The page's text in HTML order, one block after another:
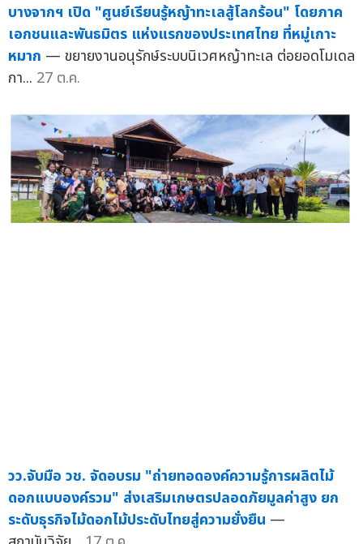
บางจากฯ เปิด "ศูนย์เรียนรู้หญ้าทะเลสู้โลกร้อน" โดยภาค
เอกชนและพันธมิตร แห่งแรกของประเทศไทย ที่หมู่เกาะ
หมาก — ขยายงานอนุรักษ์ระบบนิเวศหญ้าทะเล ต่อยอดโมเดล
กา... 27 ต.ค.
วว.จับมือ วช. จัดอบรม "ถ่ายทอดองค์ความรู้การผลิตไม้
ดอกแบบองค์รวม" ส่งเสริมเกษตรปลอดภัยมูลค่าสูง ยก
ระดับธุรกิจไม้ดอกไม้ประดับไทยสู่ความยั่งยืน —